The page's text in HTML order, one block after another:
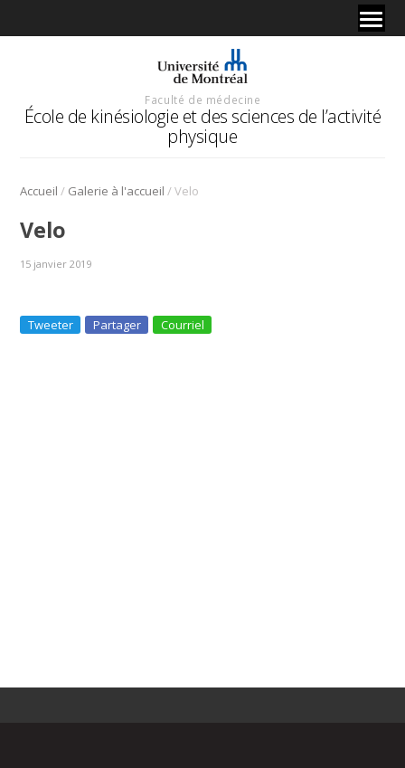
Faculté de médecine
École de kinésiologie et des sciences de l’activité
physique
Accueil / Galerie à l'accueil /Velo
Velo
15 janvier 2019
Tweeter Partager Courriel